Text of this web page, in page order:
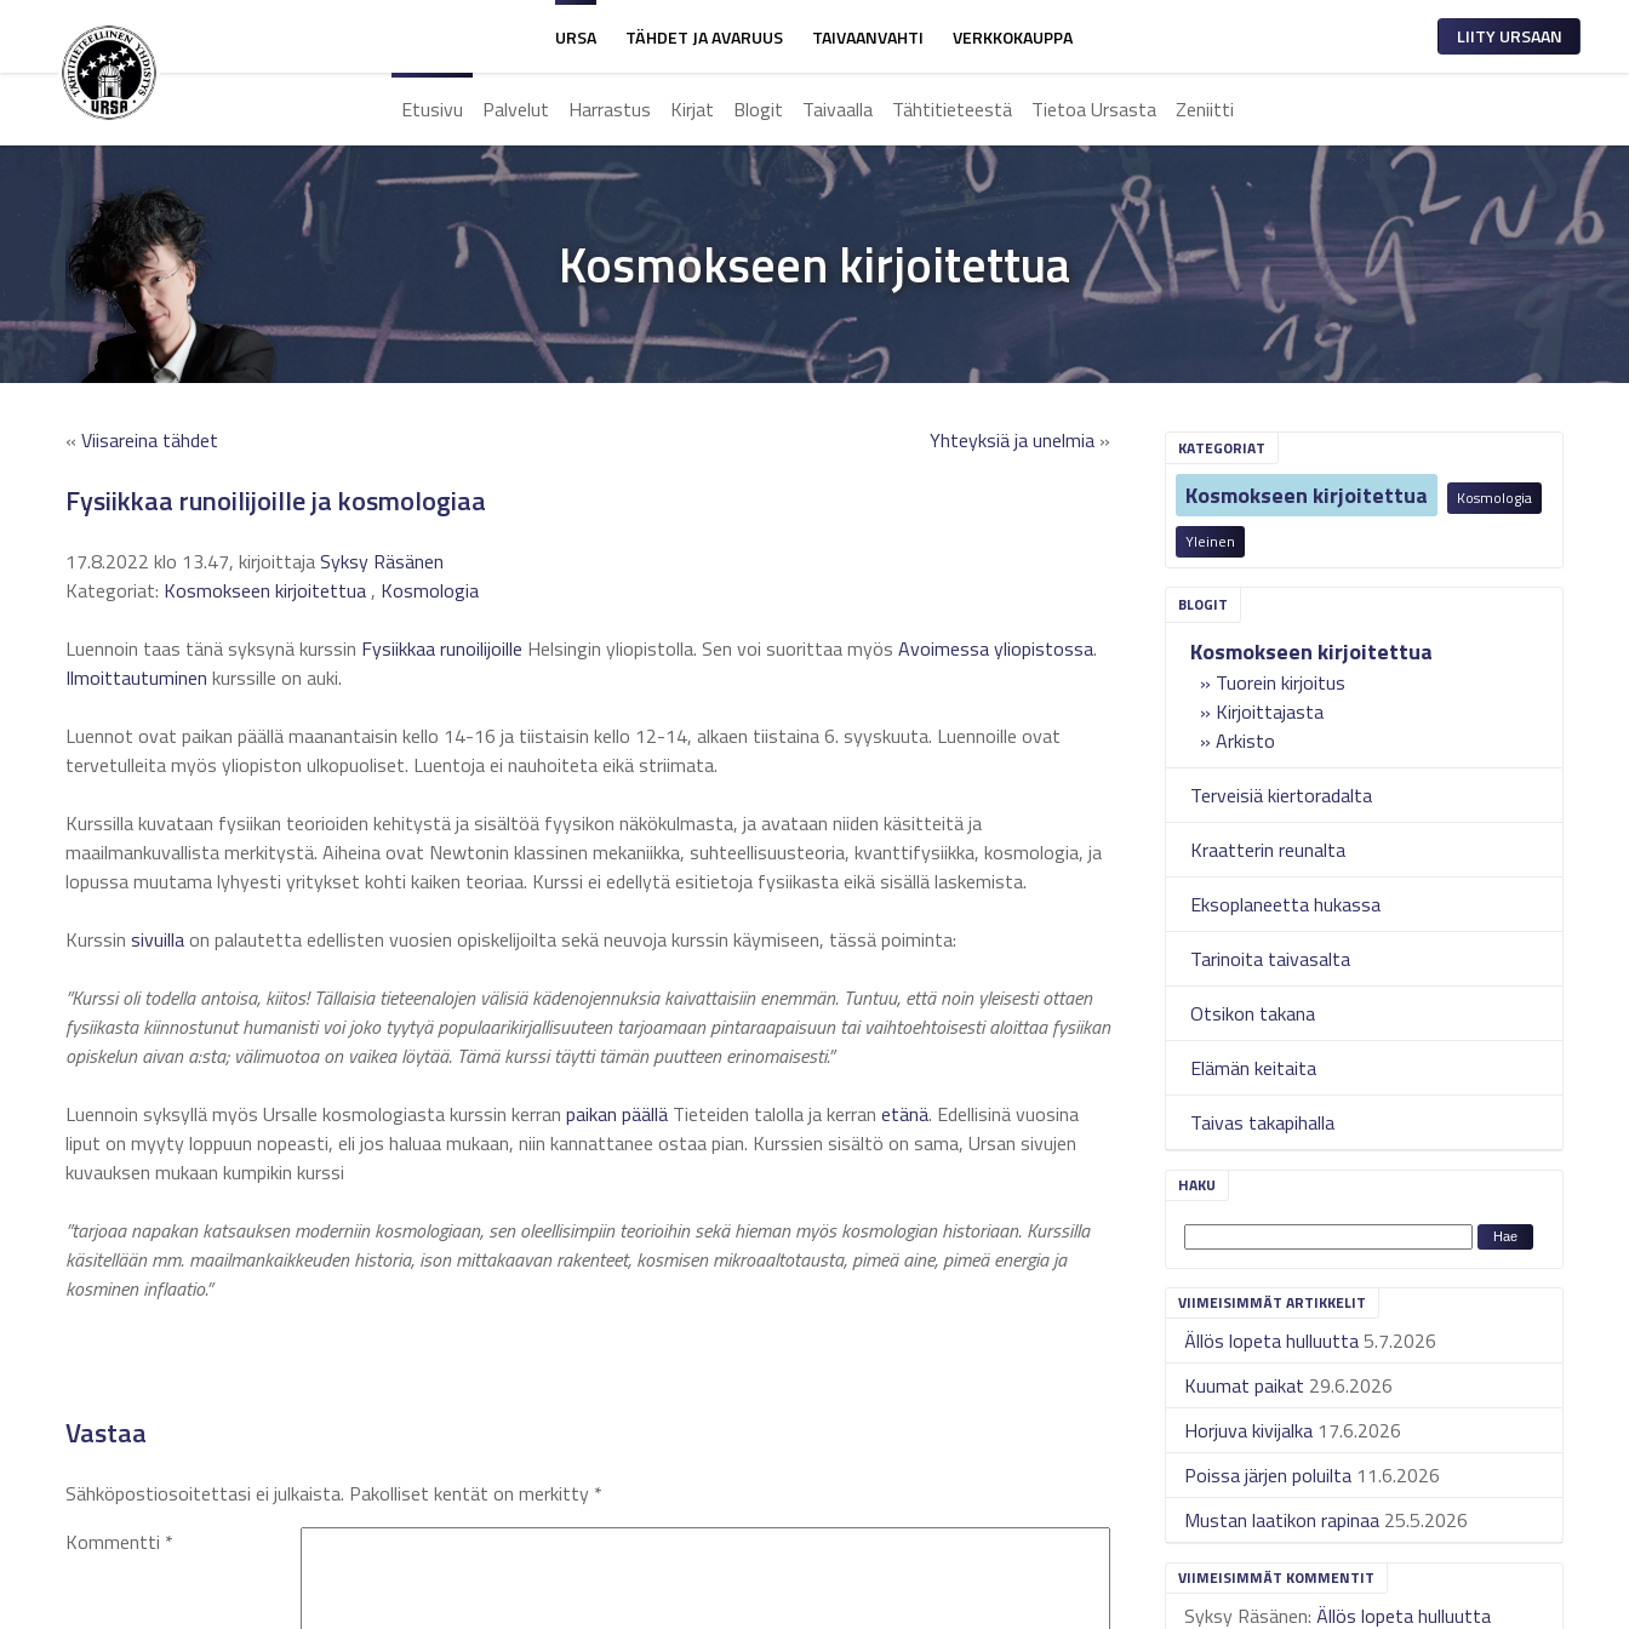
LIITY URSAAN
URSA TÄHDET JA AVARUUS TAIVAANVAHTI VERKKOKAUPPA
Etusivu Palvelut Harrastus Kirjat Blogit Taivaalla Tähtitieteestä Tietoa Ursasta Zeniitti
Kosmokseen kirjoitettua
KATEGORIAT
Kosmokseen kirjoitettua
Kosmologia
Yleinen
Kosmokseen kirjoitettua
Tuorein kirjoitus
Kirjoittajasta
Arkisto
Terveisiä kiertoradalta
Kraatterin reunalta
Eksoplaneetta hukassa
Tarinoita taivasalta
Otsikon takana
Elämän keitaita
Taivas takapihalla
HAKU
VIIMEISIMMÄT ARTIKKELIT
Ällös lopeta hulluutta5.7.2026
Kuumat paikat 29.6.2026
Horjuva kivijalka 17.6.2026
Poissa järjen poluilta 11.6.2026
Mustan laatikon rapinaa 25.5.2026
VIIMEISIMMÄT KOMMENTIT
Syksy Räsänen:Ällös lopeta hulluutta
« Viisareina tähdet Yhteyksiä ja unelmia »
Fysiikkaa runoilijoille ja kosmologiaa
17.8.2022 klo 13.47, kirjoittajaSyksy Räsänen
Kategoriat: Kosmokseen kirjoitettua, Kosmologia
Luennoin taas tänä syksynä kurssin Fysiikkaa runoilijoille Helsingin yliopistolla. Sen voi suorittaa myös Avoimessa yliopistossa.
Ilmoittautuminen kurssille on auki.
Luennot ovat paikan päällä maanantaisin kello 14-16 ja tiistaisin kello 12-14, alkaen tiistaina 6. syyskuuta. Luennoille ovat
tervetulleita myös yliopiston ulkopuoliset. Luentoja ei nauhoiteta eikä striimata.
Kurssilla kuvataan fysiikan teorioiden kehitystä ja sisältöä fyysikon näkökulmasta, ja avataan niiden käsitteitä ja
maailmankuvallista merkitystä. Aiheina ovat Newtonin klassinen mekaniikka, suhteellisuusteoria, kvanttifysiikka, kosmologia, ja
lopussa muutama lyhyesti yritykset kohti kaiken teoriaa. Kurssi ei edellytä esitietoja fysiikasta eikä sisällä laskemista.
Kurssin sivuillaon palautetta edellisten vuosien opiskelijoilta sekä neuvoja kurssin käymiseen, tässä poiminta:
”Kurssi oli todella antoisa, kiitos! Tällaisia tieteenalojen välisiä kädenojennuksia kaivattaisiin enemmän. Tuntuu, että noin yleisesti ottaen
fysiikasta kiinnostunut humanisti voi joko tyytyä populaarikirjallisuuteen tarjoamaan pintaraapaisuun tai vaihtoehtoisesti aloittaa fysiikan
opiskelun aivan a:sta; välimuotoa on vaikea löytää. Tämä kurssi täytti tämän puutteen erinomaisesti.”
Luennoin syksyllä myös Ursalle kosmologiasta kurssin kerran paikan päällä Tieteiden talolla ja kerran etänä. Edellisinä vuosina
liput on myyty loppuun nopeasti, eli jos haluaa mukaan, niin kannattanee ostaa pian. Kurssien sisältö on sama, Ursan sivujen
kuvauksen mukaan kumpikin kurssi
”tarjoaa napakan katsauksen moderniin kosmologiaan, sen oleellisimpiin teorioihin sekä hieman myös kosmologian historiaan. Kurssilla
käsitellään mm. maailmankaikkeuden historia, ison mittakaavan rakenteet, kosmisen mikroaaltotausta, pimeä aine, pimeä energia ja
kosminen inflaatio.”
Vastaa
Sähköpostiosoitettasi ei julkaista. Pakolliset kentät on merkitty *
Kommentti *